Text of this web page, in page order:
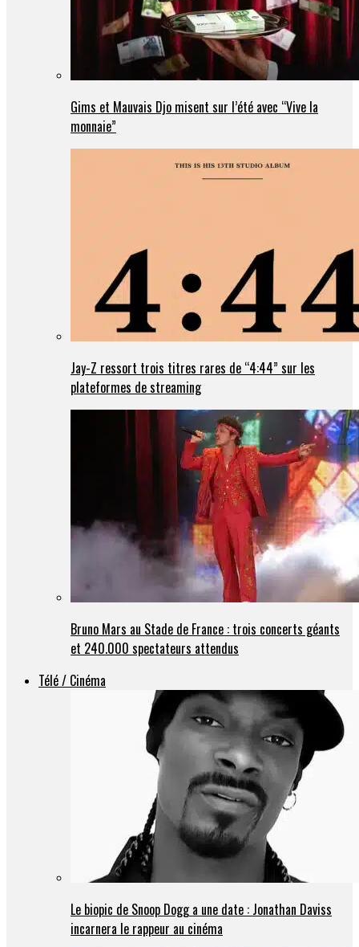
Gims et Mauvais Djo misent sur l’été avec “Vive la
monnaie”
Jay-Z ressort trois titres rares de “4:44” sur les
plateformes de streaming
Bruno Mars au Stade de France : trois concerts géants
et 240.000 spectateurs attendus
Télé / Cinéma
Le biopic de Snoop Dogg a une date : Jonathan Daviss
incarnera le rappeur au cinéma